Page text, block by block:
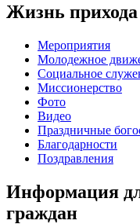
Жизнь прихода
Мероприятия
Молодежное
Социальное
Миссионерство
Фото
Видео
Праздничные
Благодарности
Поздравления
Информация
граждан